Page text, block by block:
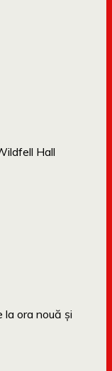
Hall
la ora nouă și